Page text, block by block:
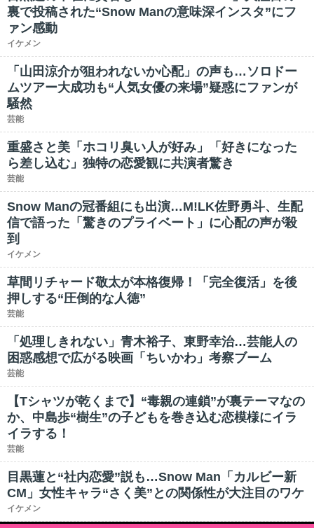
裏で投稿された“Snow Manの意味深インスタ”にフ
ァン感動
イケメン
「山田涼介が狙われないか心配」の声も…ソロドー
ムツアー大成功も“人気女優の来場”疑惑にファンが
騒然
芸能
重盛さと美「ホコリ臭い人が好み」「好きになった
ら差し込む」独特の恋愛観に共演者驚き
芸能
Snow Manの冠番組にも出演…M!LK佐野勇斗、生配
信で語った「驚きのプライベート」に心配の声が殺
到
イケメン
草間リチャード敬太が本格復帰！「完全復活」を後
押しする“圧倒的な人徳”
芸能
「処理しきれない」青木裕子、東野幸治…芸能人の
困惑感想で広がる映画「ちいかわ」考察ブーム
芸能
【Tシャツが乾くまで】“毒親の連鎖”が裏テーマなの
か、中島歩“樹生”の子どもを巻き込む恋模様にイラ
イラする！
芸能
目黒蓮と“社内恋愛”説も…Snow Man「カルビー新
CM」女性キャラ“さく美”との関係性が大注目のワケ
イケメン